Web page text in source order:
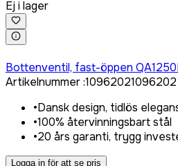
Ej i lager
Bottenventil, fast-öppen
Artikelnummer:10962021096202
•Dansk design, tidlös
•100% återvinningsbart stål
•20 års garanti, trygg
Logga in för att se pris